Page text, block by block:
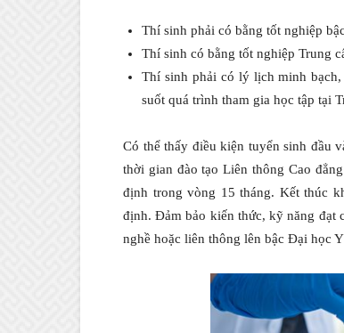
Thí sinh phải có bằng tốt nghiệp
Thí sinh có bằng tốt nghiệp Trung
Thí sinh phải có lý lịch minh
suốt quá trình tham gia học tập tại
Có thể thấy điều kiện tuyển sinh đầu
thời gian đào tạo Liên thông Cao
định trong vòng 15 tháng. Kết thúc
định. Đảm bảo kiến thức, kỹ năng đạt
nghề hoặc liên thông lên bậc Đại học